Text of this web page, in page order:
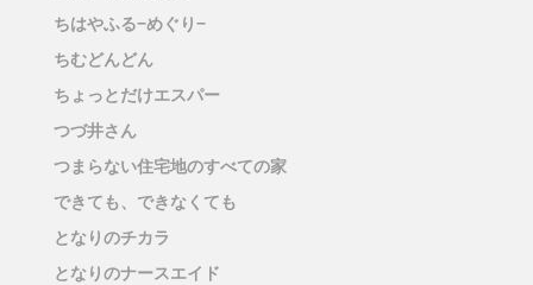
ちはやふる−めぐり−
ちむどんどん
ちょっとだけエスパー
つづ井さん
つまらない住宅地のすべての家
できても、できなくても
となりのチカラ
となりのナースエイド